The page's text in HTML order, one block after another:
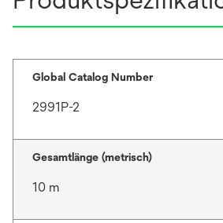
Global Catalog Number
2991P-2
Gesamtlänge (metrisch)
10 m